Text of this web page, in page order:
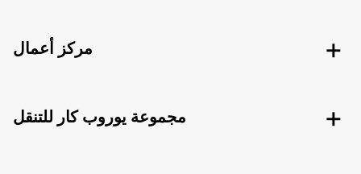
مركز أعمال
مجموعة يوروب كار للتنقل